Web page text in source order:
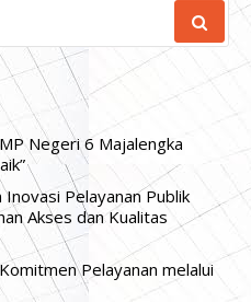
Negeri 6 Majalengka
Pelayanan Publik
Akses dan Kualitas
Pelayanan melalui